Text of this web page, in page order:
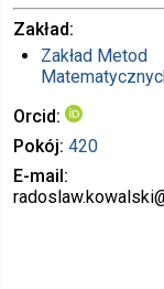
Zakład
Zakład Metod
Orcid
Pokój 420
E-mail
radoslaw.kowalski